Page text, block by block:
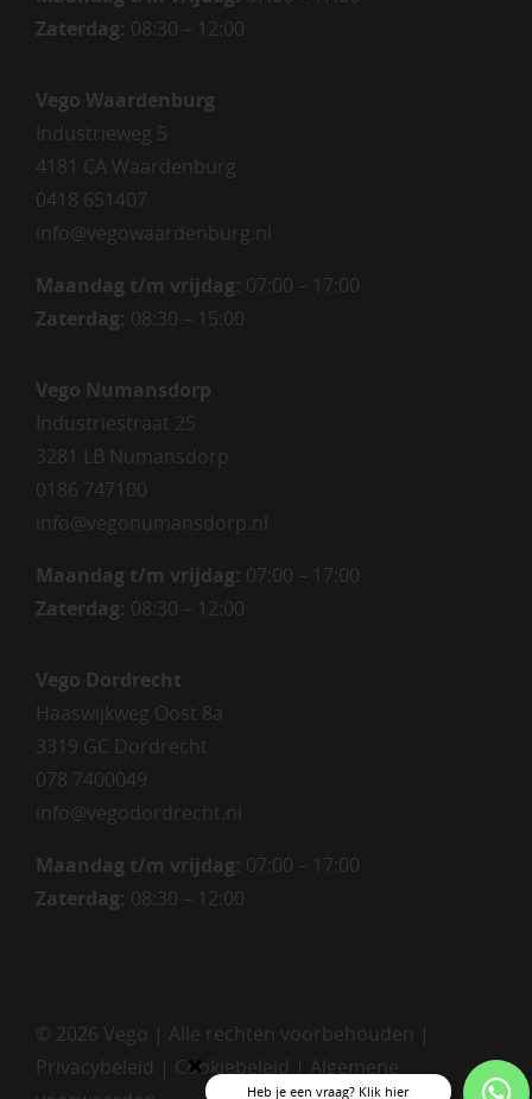
Zaterdag: 08:30 – 12:00
Vego Waardenburg
Industrieweg 5
4181 CA Waardenburg
0418 651407
info@vegowaardenburg.nl
Maandag t/m vrijdag: 07:00 – 17:00
Zaterdag: 08:30 – 15:00
Vego Numansdorp
Industriestraat 25
3281 LB Numansdorp
0186 747100
info@vegonumansdorp.nl
Maandag t/m vrijdag: 07:00 – 17:00
Zaterdag: 08:30 – 12:00
Vego Dordrecht
Haaswijkweg Oost 8a
3319 GC Dordrecht
078 7400049
info@vegodordrecht.nl
Maandag t/m vrijdag: 07:00 – 17:00
Zaterdag: 08:30 – 12:00
© 2026 Vego | Alle rechten voorbehouden |
Privacybeleid | Cookiebeleid | Algemene
Heb je een vraag? Klik hier